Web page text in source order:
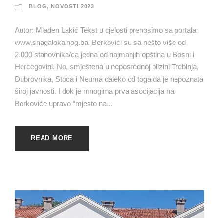
BLOG, NOVOSTI 2023
Autor: Mladen Lakić Tekst u cjelosti prenosimo sa portala:
www.snagalokalnog.ba. Berkovići su sa nešto više od
2.000 stanovnika/ca jedna od najmanjih opština u Bosni i
Hercegovini. No, smještena u neposrednoj blizini Trebinja,
Dubrovnika, Stoca i Neuma daleko od toga da je nepoznata
široj javnosti. I dok je mnogima prva asocijacija na
Berkoviće upravo “mjesto na...
READ MORE